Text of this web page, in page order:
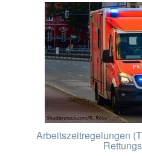
Arbeitszeitregelungen